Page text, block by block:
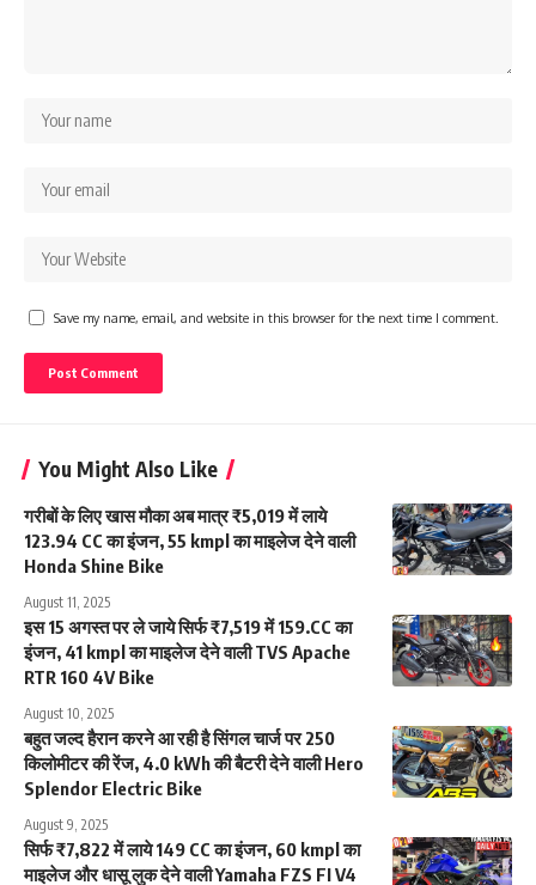
Save my name, email, and website in this browser for the next time I comment.
You Might Also Like
गरीबों के लिए खास मौका अब मात्र ₹5,019 में लाये
123.94 CC का इंजन, 55 kmpl का माइलेज देने वाली
Honda Shine Bike
August 11, 2025
इस 15 अगस्त पर ले जाये सिर्फ ₹7,519 में 159.CC का
इंजन, 41 kmpl का माइलेज देने वाली TVS Apache
RTR 160 4V Bike
August 10, 2025
बहुत जल्द हैरान करने आ रही है सिंगल चार्ज पर 250
किलोमीटर की रेंज, 4.0 kWh की बैटरी देने वाली Hero
Splendor Electric Bike
August 9, 2025
सिर्फ ₹7,822 में लाये 149 CC का इंजन, 60 kmpl का
माइलेज और धासू लुक देने वाली Yamaha FZS FI V4